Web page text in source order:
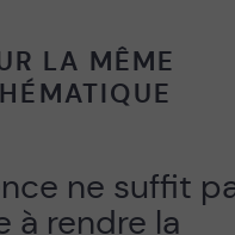
LA MÊME
ne suffit
à rendre la